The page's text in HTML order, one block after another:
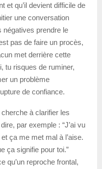
et qu’il devient difficile de
une conversation
négatives prendre le
pas de faire un procès,
met derrière cette
tu risques de ruminer,
un problème
de confiance.
cherche à clarifier les
par exemple : “J’ai vu
ça me met mal à l’aise.
ça signifie pour toi.”
qu’un reproche frontal,